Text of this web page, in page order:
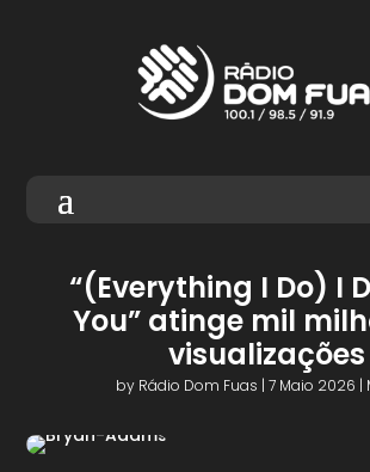
“(Everything I Do) I
You” atinge mil
visualizações
by Rádio Dom Fuas |7 Maio 2026 |